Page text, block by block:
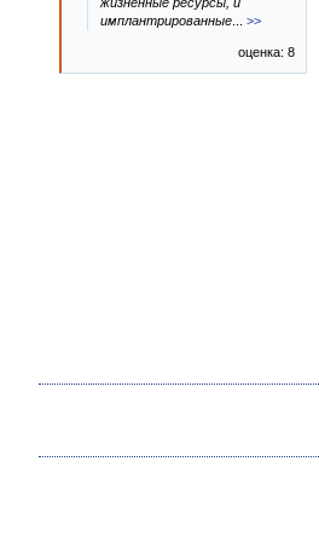
имплантрированные
>>
оценка: 8